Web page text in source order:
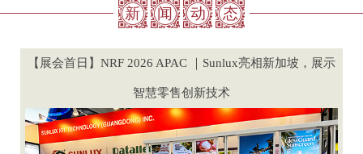
新 闻 动 态
【展会首日】NRF 2026 APAC ｜Sunlux亮相新加坡，展示
智慧零售创新技术